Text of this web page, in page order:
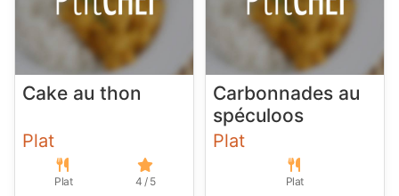
Cake au thon
Plat
Plat 4 / 5
Carbonnades au
spéculoos
Plat
Plat